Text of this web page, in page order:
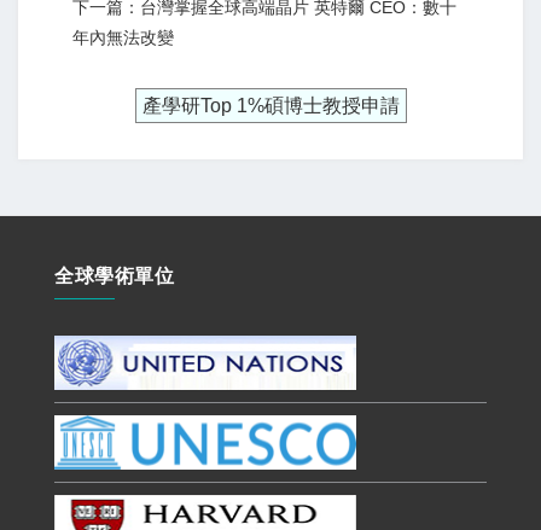
下一篇：台灣掌握全球高端晶片 英特爾 CEO：數十
年內無法改變
產學研Top 1%碩博士教授申請
全球學術單位